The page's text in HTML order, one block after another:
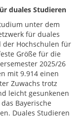
duales Studieren
unter dem
für duales
der Hochschulen für
Größe für die
2025/26
mit 9.914 einen
Zuwachs trotz
leicht gesunkenen
Bayerische
Duales Studieren